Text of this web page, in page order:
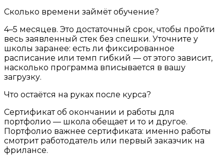
Сколько времени займёт обучение?
4–5 месяцев. Это достаточный срок, чтобы пройти
весь заявленный стек без спешки. Уточните у
школы заранее: есть ли фиксированное
расписание или темп гибкий — от этого зависит,
насколько программа вписывается в вашу
загрузку.
Что остаётся на руках после курса?
Сертификат об окончании и работы для
портфолио — школа обещает и то и другое.
Портфолио важнее сертификата: именно работы
смотрит работодатель или первый заказчик на
фрилансе.